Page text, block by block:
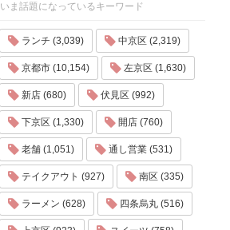
いま話題になっているキーワード
ランチ (3,039) 中京区 (2,319)
京都市 (10,154) 左京区 (1,630)
新店 (680) 伏見区 (992)
下京区 (1,330) 開店 (760)
老舗 (1,051) 通し営業 (531)
テイクアウト (927) 南区 (335)
ラーメン (628) 四条烏丸 (516)